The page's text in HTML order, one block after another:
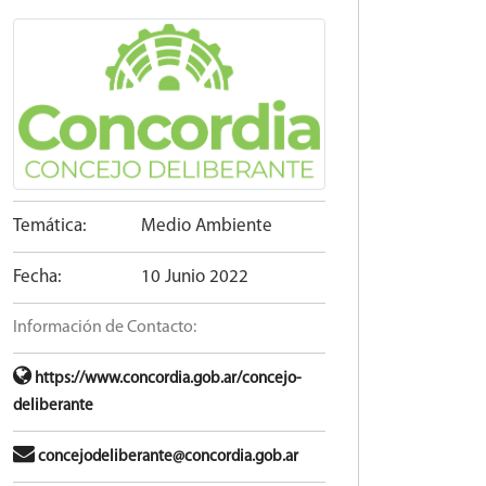
Temática: Medio Ambiente
Fecha: 10 Junio 2022
Información de Contacto:
https://www.concordia.gob.ar/concejo-
deliberante
concejodeliberante@concordia.gob.ar